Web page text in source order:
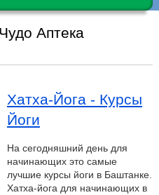
Аптека
Хатха-Йога - Курсы
Йоги
На сегодняшний день для
начинающих это самые
лучшие курсы йоги в Баштанке.
Хатха-йога для начинающих в